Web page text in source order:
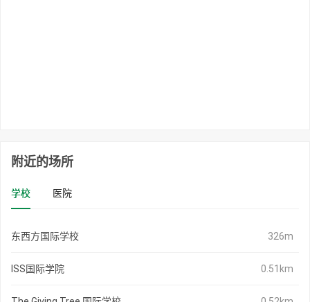
附近的场所
学校 医院
东西方国际学校 326m
ISS国际学院 0.51km